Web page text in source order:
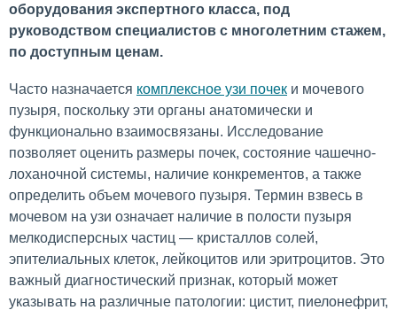
оборудования экспертного класса, под
руководством специалистов с многолетним стажем,
по доступным ценам.
Часто назначается комплексное узи почек и мочевого
пузыря, поскольку эти органы анатомически и
функционально взаимосвязаны. Исследование
позволяет оценить размеры почек, состояние чашечно-
лоханочной системы, наличие конкрементов, а также
определить объем мочевого пузыря. Термин взвесь в
мочевом на узи означает наличие в полости пузыря
мелкодисперсных частиц — кристаллов солей,
эпителиальных клеток, лейкоцитов или эритроцитов. Это
важный диагностический признак, который может
указывать на различные патологии: цистит, пиелонефрит,